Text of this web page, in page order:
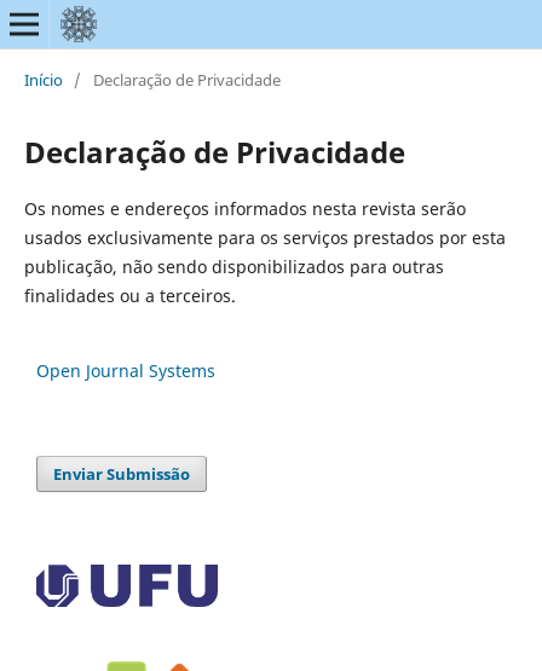
Início / Declaração de Privacidade
Declaração de Privacidade
Os nomes e endereços informados nesta revista serão
usados exclusivamente para os serviços prestados por esta
publicação, não sendo disponibilizados para outras
finalidades ou a terceiros.
Open Journal Systems
Enviar Submissão